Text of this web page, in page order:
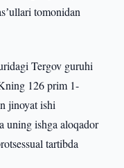
tomonidan
Tergov guruhi
126 prim 1-
jinoyat ishi
uning ishga aloqador
tartibda